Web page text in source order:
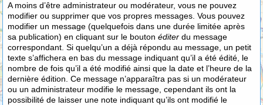
A moins d’être administrateur ou modérateur, vous ne pouvez
modifier ou supprimer que vos propres messages. Vous pouvez
modifier un message (quelquefois dans une durée limitée après
sa publication) en cliquant sur le bouton éditer du message
correspondant. Si quelqu’un a déjà répondu au message, un petit
texte s’affichera en bas du message indiquant qu’il a été édité, le
nombre de fois qu’il a été modifié ainsi que la date et l’heure de la
dernière édition. Ce message n’apparaîtra pas si un modérateur
ou un administrateur modifie le message, cependant ils ont la
possibilité de laisser une note indiquant qu’ils ont modifié le